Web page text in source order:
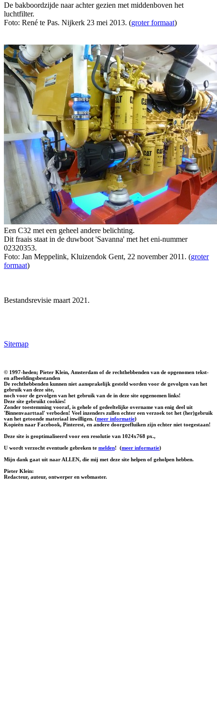
De bakboordzijde naar achter gezien met middenboven het
luchtfilter.
Foto: René te Pas. Nijkerk 23 mei 2013. (groter formaat)
Een C32 met een geheel andere belichting.
Dit fraais staat in de duwboot 'Savanna' met het eni-nummer
02320353.
Foto: Jan Meppelink, Kluizendok Gent, 22 november 2011. (groter
formaat)
Bestandsrevisie maart 2021.
Sitemap
© 1997-heden; Pieter Klein, Amsterdam of de rechthebbenden van de opgenomen tekst-
en afbeeldingsbestanden
De rechthebbenden kunnen niet aansprakelijk gesteld worden voor de gevolgen van het
gebruik van deze site,
noch voor de gevolgen van het gebruik van de in deze site opgenomen links!
Deze site gebruikt cookies!
Zonder toestemming vooraf, is gehele of gedeeltelijke overname van enig deel uit
'Binnenvaarttaal' verboden! Veel inzenders zullen echter een verzoek tot het (her)gebruik
van het getoonde materiaal inwilligen. (meer informatie)
Kopieën naar Facebook, Pinterest, en andere doorgeefluiken zijn echter niet toegestaan!
Deze site is geoptimaliseerd voor een resolutie van 1024x768 px.,
U wordt verzocht eventuele gebreken te melden! (meer informatie)
Mijn dank gaat uit naar ALLEN, die mij met deze site helpen of geholpen hebben.
Pieter Klein:
Redacteur, auteur, ontwerper en webmaster.